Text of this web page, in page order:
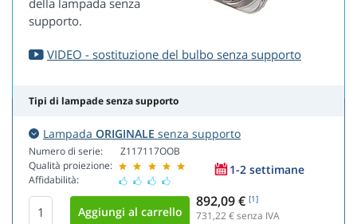
della lampada senza
supporto.
VIDEO - sostituzione del bulbo senza supporto
Tipi di lampade senza supporto
Lampada ORIGINALE senza supporto
Numero di serie:
Qualità proiezione:
Affidabilità:
Z117117OOB
1-2 settimane
892,09 € [1]
731,22€ senza IVA